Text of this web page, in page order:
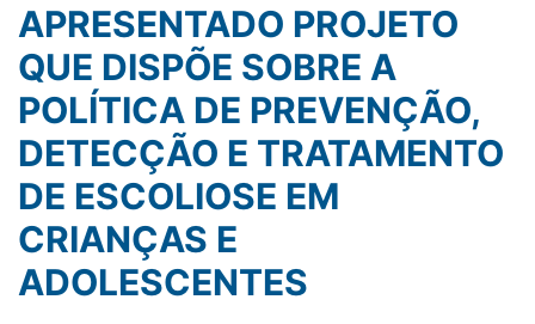
APRESENTADO PROJETO
QUE DISPÕE SOBRE A
POLÍTICA DE PREVENÇÃO,
DETECÇÃO E TRATAMENTO
DE ESCOLIOSE EM
CRIANÇAS E
ADOLESCENTES